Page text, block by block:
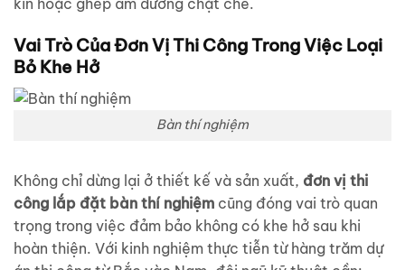
kín hoặc ghép âm dương chặt chẽ.
Vai Trò Của Đơn Vị Thi Công Trong Việc Loại
Bỏ Khe Hở
Bàn thí nghiệm
Không chỉ dừng lại ở thiết kế và sản xuất, đơn vị thi
công lắp đặt bàn thí nghiệm cũng đóng vai trò quan
trọng trong việc đảm bảo không có khe hở sau khi
hoàn thiện. Với kinh nghiệm thực tiễn từ hàng trăm dự